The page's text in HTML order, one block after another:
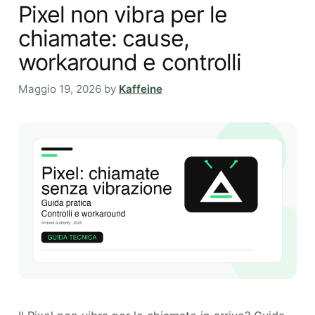
Pixel non vibra per le
chiamate: cause,
workaround e controlli
Maggio 19, 2026 by Kaffeine